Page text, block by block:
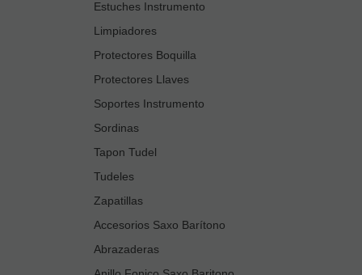
Estuches Instrumento
Limpiadores
Protectores Boquilla
Protectores Llaves
Soportes Instrumento
Sordinas
Tapon Tudel
Tudeles
Zapatillas
Accesorios Saxo Barítono
Abrazaderas